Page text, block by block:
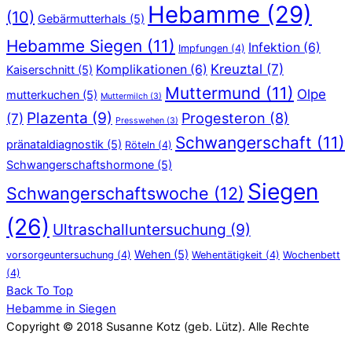
(10) Gebärmutterhals (5) Hebamme (29)
Hebamme Siegen (11) Impfungen (4) Infektion (6)
Kaiserschnitt (5) Komplikationen (6) Kreuztal (7)
mutterkuchen (5) Muttermilch (3) Muttermund (11) Olpe
(7) Plazenta (9) Presswehen (3) Progesteron (8)
pränataldiagnostik (5) Röteln (4) Schwangerschaft (11)
Schwangerschaftshormone (5)
Schwangerschaftswoche (12) Siegen
(26) Ultraschalluntersuchung (9)
vorsorgeuntersuchung (4) Wehen (5) Wehentätigkeit (4) Wochenbett
(4)
Back To Top
Hebamme in Siegen
Copyright © 2018 Susanne Kotz (geb. Lütz). Alle Rechte